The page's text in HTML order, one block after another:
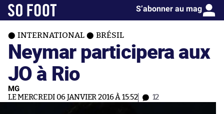
S’abonner au mag
INTERNATIONAL BRÉSIL
Neymar participera aux
JO à Rio
MG
LE MERCREDI 06 JANVIER 2016 À 15:52 12